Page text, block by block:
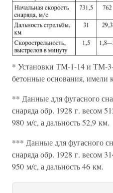
* Установки ТМ-1-14 и ТМ-
бетонные основания, имели
** Данные для фугасного
снаряда обр. 1928 г. весом
980 м/с, а дальность 52,9 км.
*** Данные для фугасного
снаряда обр. 1928 г. весом
950 м/с, а дальность 46 км.